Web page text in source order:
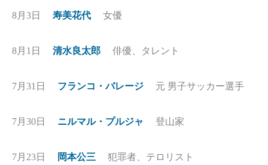
8月3日 寿美花代 女優
8月1日 清水良太郎 俳優、タレント
7月31日 フランコ・バレージ 元 男子サッカー選手
7月30日 ニルマル・プルジャ 登山家
7月23日 岡本公三 犯罪者、テロリスト